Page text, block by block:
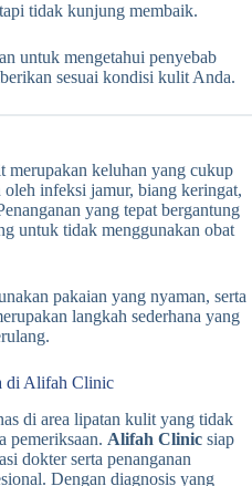
tidak kunjung membaik.
untuk mengetahui penyebab
sesuai kondisi kulit Anda.
merupakan keluhan yang cukup
infeksi jamur, biang keringat,
yang tepat bergantung
untuk tidak menggunakan obat
pakaian yang nyaman, serta
langkah sederhana yang
di Alifah Clinic
di area lipatan kulit yang tidak
pemeriksaan. Alifah Clinic siap
dokter serta penanganan
Dengan diagnosis yang